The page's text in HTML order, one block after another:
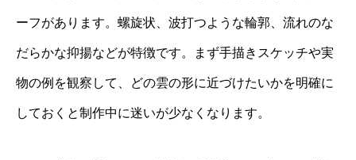
ーフがあります。螺旋状、波打つような輪郭、流れのな
だらかな抑揚などが特徴です。まず手描きスケッチや実
物の例を観察して、どの雲の形に近づけたいかを明確に
しておくと制作中に迷いが少なくなります。